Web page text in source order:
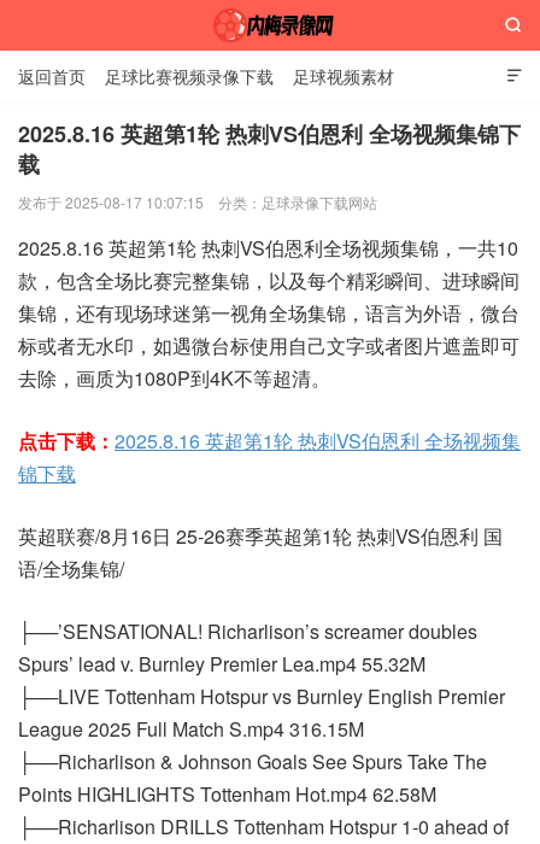
内梅录像网

返回首页 足球比赛视频录像下载 足球视频素材

2025.8.16 英超第1轮 热刺VS伯恩利 全场视频集锦下
载
发布于 2025-08-17 10:07:15 分类： 足球录像下载网站
2025.8.16 英超第1轮 热刺VS伯恩利全场视频集锦，一共10
款，包含全场比赛完整集锦，以及每个精彩瞬间、进球瞬间
集锦，还有现场球迷第一视角全场集锦，语言为外语，微台
标或者无水印，如遇微台标使用自己文字或者图片遮盖即可
去除，画质为1080P到4K不等超清。
点击下载： 2025.8.16 英超第1轮 热刺VS伯恩利 全场视频集
锦下载
英超联赛/8月16日 25-26赛季英超第1轮 热刺VS伯恩利 国
语/全场集锦/
├──’SENSATIONAL! Richarlison’s screamer doubles
Spurs’ lead v. Burnley Premier Lea.mp4 55.32M
├──LIVE Tottenham Hotspur vs Burnley English Premier
League 2025 Full Match S.mp4 316.15M
├──Richarlison & Johnson Goals See Spurs Take The
Points HIGHLIGHTS Tottenham Hot.mp4 62.58M
├──Richarlison DRILLS Tottenham Hotspur 1-0 ahead of